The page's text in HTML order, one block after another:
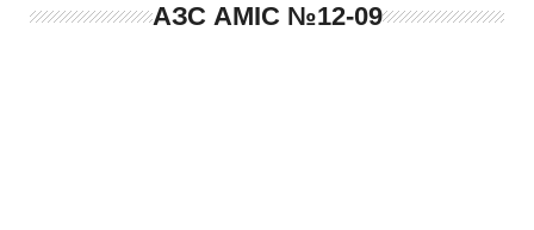
АЗС AMIC №12-09